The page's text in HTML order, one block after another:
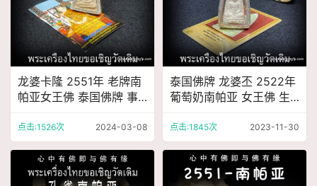
龙婆卡隆 2551年 老牌南
帕亚女王佛 泰国佛牌 事
望
点击:1526次 2024-03-08
泰国佛牌 龙婆丕 2522年
葡萄奶南帕亚 女王佛 生
安 逢凶化吉
点击:1845次 2023-11-30